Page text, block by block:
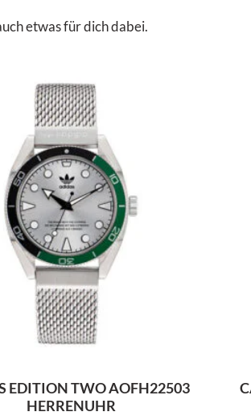
etwas für dich dabei.
EDITION TWO AOFH22503
HERRENUHR